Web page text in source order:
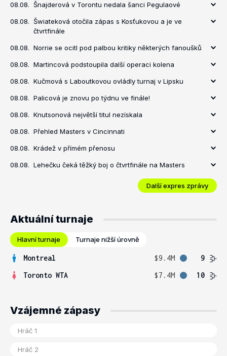
08.08. Šnajderová v Torontu nedala šanci Pegulaové
08.08. Šwiateková otočila zápas s Kosťukovou a je ve
čtvrtfinále
08.08. Norrie se ocitl pod palbou kritiky některých fanoušků
08.08. Martincová podstoupila další operaci kolena
08.08. Kučmová s Laboutkovou ovládly turnaj v Lipsku
08.08. Palicová je znovu po týdnu ve finále!
08.08. Knutsonová největší titul nezískala
08.08. Přehled Masters v Cincinnati
08.08. Krádež v přímém přenosu
08.08. Lehečku čeká těžký boj o čtvrtfinále na Masters
Další expres zprávy
Aktuální turnaje
Hlavní turnaje Turnaje nižší úrovně
Montreal $9.4M
9
Toronto WTA
$7.4M 10
Vzájemné zápasy